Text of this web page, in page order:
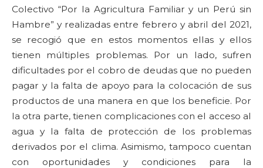
Colectivo “Por la Agricultura Familiar y un Perú sin
Hambre” y realizadas entre febrero y abril del 2021,
se recogió que en estos momentos ellas y ellos
tienen múltiples problemas. Por un lado, sufren
dificultades por el cobro de deudas que no pueden
pagar y la falta de apoyo para la colocación de sus
productos de una manera en que los beneficie. Por
la otra parte, tienen complicaciones con el acceso al
agua y la falta de protección de los problemas
derivados por el clima. Asimismo, tampoco cuentan
con oportunidades y condiciones para la